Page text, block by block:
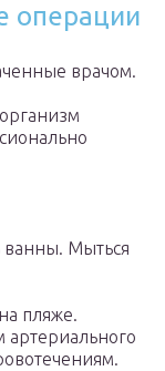
операции
врачом.
ванны. Мыться
пляже.